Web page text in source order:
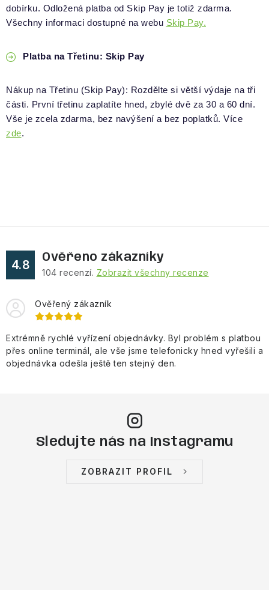
dobírku. Odložená platba od Skip Pay je totiž zdarma.
Všechny informaci dostupné na webu Skip Pay.
Platba na Třetinu: Skip Pay
Nákup na Třetinu (Skip Pay): Rozdělte si větší výdaje na tři
části. První třetinu zaplatíte hned, zbylé dvě za 30 a 60 dní.
Vše je zcela zdarma, bez navýšení a bez poplatků. Více
zde.
4.8
Ověřeno zákazníky
104 recenzí. Zobrazit všechny recenze
Ověřený zákazník
Extrémně rychlé vyřízení objednávky. Byl problém s platbou
přes online terminál, ale vše jsme telefonicky hned vyřešili a
objednávka odešla ještě ten stejný den.
Sledujte nás na Instagramu
ZOBRAZIT PROFIL